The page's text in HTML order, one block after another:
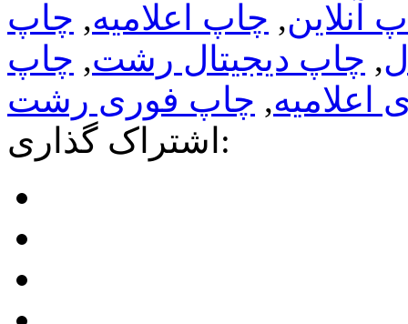
آنلاین, چاپ اعلامیه, چاپ
, چاپ دیجیتال رشت, چاپ
, چاپ فوری رشت
اشتراک گذاری: